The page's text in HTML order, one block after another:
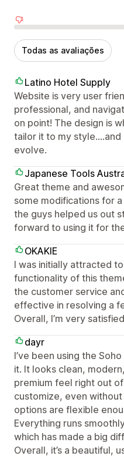
Todas as avaliações
Latino Hotel Supply
Website is very user
professional, and
on point! The design is
tailor it to my
evolve.
Japanese Tools
Great theme and
some modifications for
the guys helped us out
forward to using it for
OKAKIE
I was initially attracted
functionality of this
the customer service
effective in resolving a
Overall, I’m very
dayr
I’ve been using the
it. It looks clean,
premium feel right out
customize, even
options are flexible
Everything runs
which has made a big
Overall, it’s a beautiful,